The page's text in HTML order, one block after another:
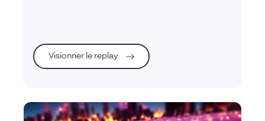
Visionner le replay